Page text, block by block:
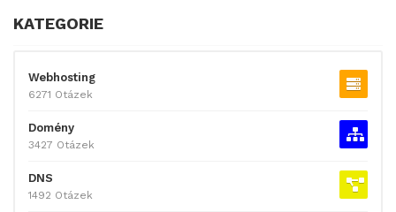
KATEGORIE
Webhosting
6271 Otázek
Domény
3427 Otázek
DNS
1492 Otázek